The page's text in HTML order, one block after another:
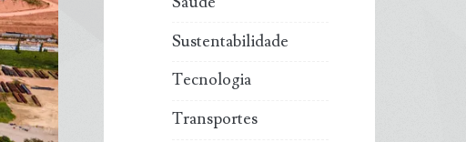
Sustentabilidade
Tecnologia
Transportes